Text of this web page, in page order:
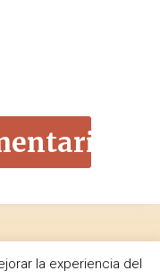
la experiencia del